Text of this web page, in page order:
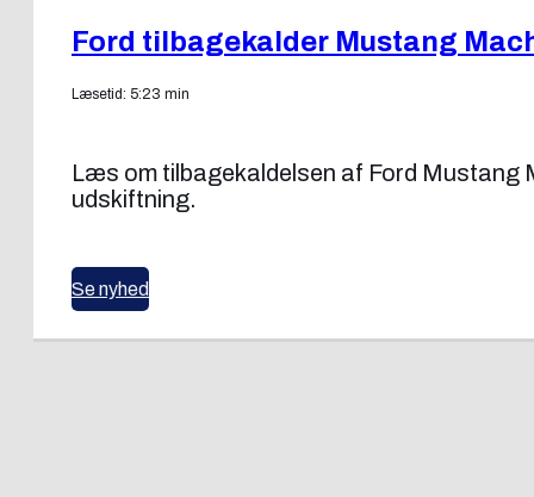
Ford tilbagekalder Mustang
Læsetid: 5:23 min
Læs om tilbagekaldelsen af Ford Mustang
udskiftning.
Se nyhed